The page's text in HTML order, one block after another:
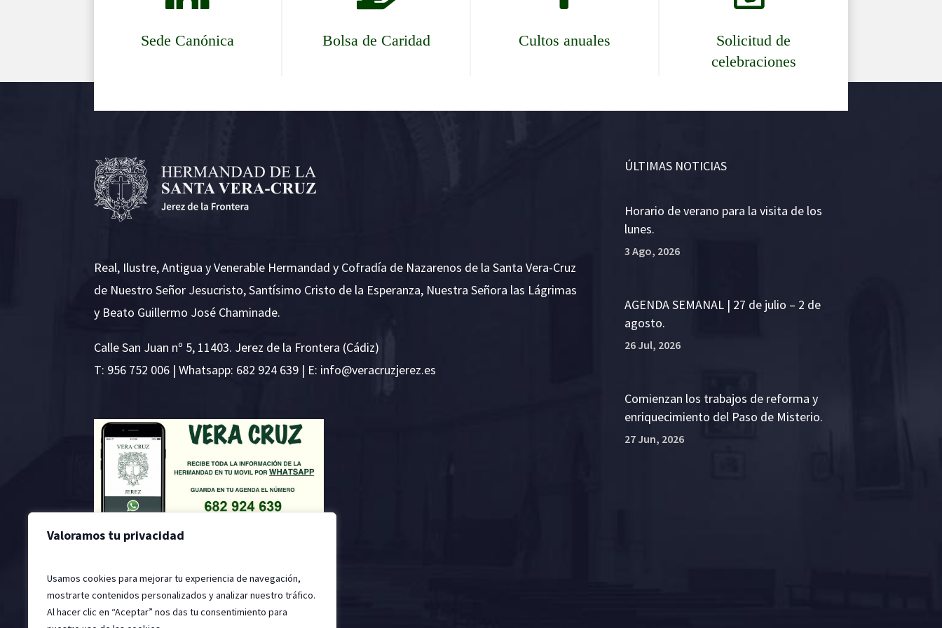
Valoramos tu privacidad
Usamos cookies para mejorar tu experiencia de navegación,
mostrarte contenidos personalizados y analizar nuestro tráfico.
Al hacer clic en “Aceptar” nos das tu consentimiento para
Sede Canónica Bolsa de Caridad Cultos anuales
Solicitud de
celebraciones
Real, Ilustre, Antigua y Venerable Hermandad y Cofradía de Nazarenos de la Santa Vera-Cruz
de Nuestro Señor Jesucristo, Santísimo Cristo de la Esperanza, Nuestra Señora las Lágrimas
y Beato Guillermo José Chaminade.
Calle San Juan nº 5, 11403. Jerez de la Frontera (Cádiz)
T: 956 752 006 | Whatsapp: 682 924 639 | E: se.ze
rejzu
rcare
v@ofn
i
ÚLTIMAS NOTICIAS
Horario de verano para la visita de los
lunes.
3 Ago, 2026
AGENDA SEMANAL | 27 de julio – 2 de
agosto.
26 Jul, 2026
Comienzan los trabajos de reforma y
enriquecimiento del Paso de Misterio.
27 Jun, 2026